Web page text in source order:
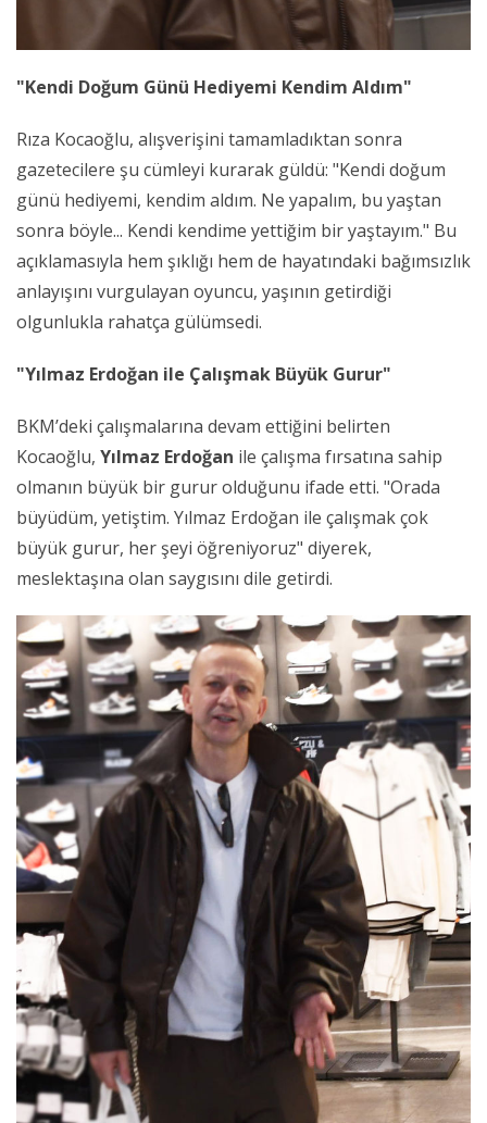
"Kendi Doğum Günü Hediyemi Kendim Aldım"
Rıza Kocaoğlu, alışverişini tamamladıktan sonra
gazetecilere şu cümleyi kurarak güldü: "Kendi doğum
günü hediyemi, kendim aldım. Ne yapalım, bu yaştan
sonra böyle... Kendi kendime yettiğim bir yaştayım." Bu
açıklamasıyla hem şıklığı hem de hayatındaki bağımsızlık
anlayışını vurgulayan oyuncu, yaşının getirdiği
olgunlukla rahatça gülümsedi.
"Yılmaz Erdoğan ile Çalışmak Büyük Gurur"
BKM’deki çalışmalarına devam ettiğini belirten
Kocaoğlu, Yılmaz Erdoğan ile çalışma fırsatına sahip
olmanın büyük bir gurur olduğunu ifade etti. "Orada
büyüdüm, yetiştim. Yılmaz Erdoğan ile çalışmak çok
büyük gurur, her şeyi öğreniyoruz" diyerek,
meslektaşına olan saygısını dile getirdi.